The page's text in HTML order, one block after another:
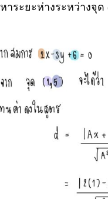
หาระยะห่างระหว่างจุด